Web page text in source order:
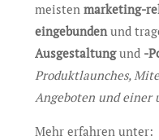
meisten marketing-
eingebundenund
Ausgestaltungund -
Produktlaunches,
Angeboten und einer
Mehr erfahren unter: